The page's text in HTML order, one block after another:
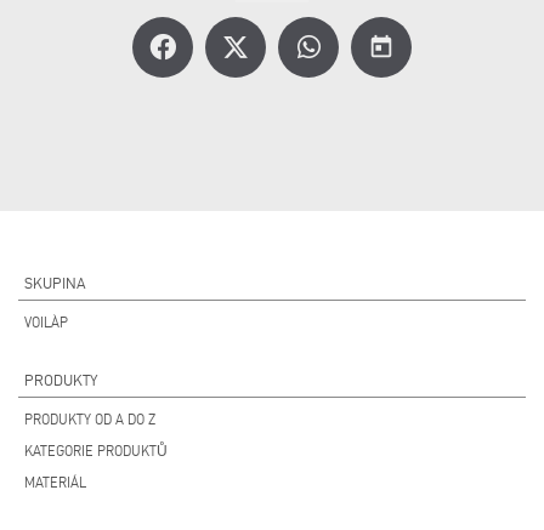
today
SKUPINA
VOILÀP
PRODUKTY
PRODUKTY OD A DO Z
KATEGORIE PRODUKTŮ
MATERIÁL